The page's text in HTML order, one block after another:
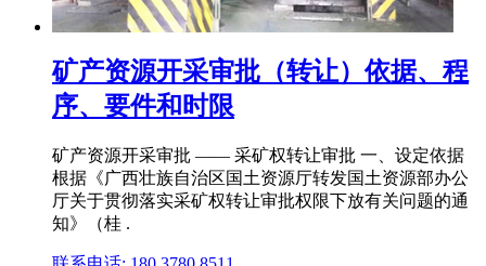
矿产资源开采审批（转让）依据、程
序、要件和时限
矿产资源开采审批 —— 采矿权转让审批 一、设定依据
根据《广西壮族自治区国土资源厅转发国土资源部办公
厅关于贯彻落实采矿权转让审批权限下放有关问题的通
知》（桂 .